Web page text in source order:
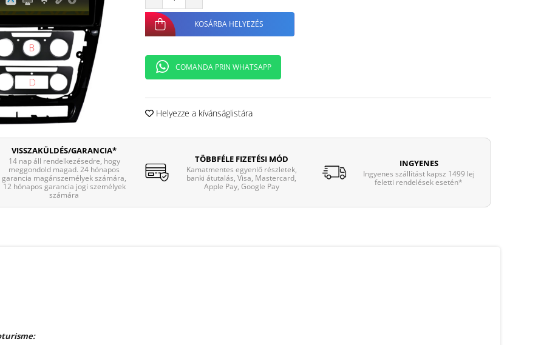
KOSÁRBA HELYEZÉS
COMANDA PRIN WHATSAPP
Helyezze a kívánságlistára
VISSZAKÜLDÉS/GARANCIA*
14 nap áll rendelkezésedre, hogy
meggondold magad. 24 hónapos
garancia magánszemélyek számára,
12 hónapos garancia jogi személyek
számára
TÖBBFÉLE FIZETÉSI MÓD
Kamatmentes egyenlő részletek,
banki átutalás, Visa, Mastercard,
Apple Pay, Google Pay
INGYENES
Ingyenes szállítást kapsz 1499 lej
feletti rendelések esetén*